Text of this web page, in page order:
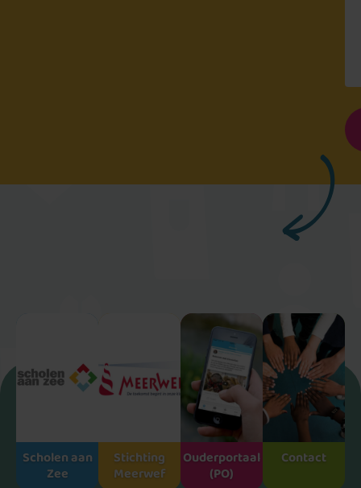
Scholen aan
Zee
Stichting
Meerwef
Ouderportaal
(PO)
Contact